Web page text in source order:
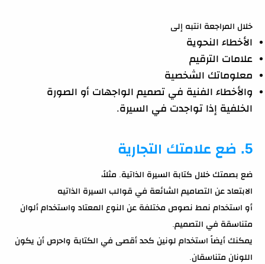
خلال المراجعة انتبه إلى
الأخطاء النحوية
علامات الترقيم
معلوماتك الشخصية
والأخطاء الفنية في تصميم الواجهات أو الصورة
الخلفية إذا تواجدت في السيرة.
5. ضع علامتك التجارية
ضع بصمتك خلال كتابة السيرة الذاتية. مثلاً،
الابتعاد عن التصاميم الشائعة في قوالب السيرة الذاتيه
أو استخدام نمط نصوص مختلفة عن النوع المعتاد واستخدام ألوان
متناسقة في التصميم.
يمكنك أيضاً استخدام لونين كحد أقصى في الكتابة واحرص أن يكون
اللونان متناسقان.